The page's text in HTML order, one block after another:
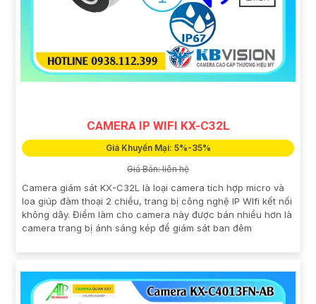
CAMERA IP WIFI KX-C32L
Giá Khuyến Mại: 5%-35%
Giá Bán: liên hệ
Camera giám sát KX-C32L là loại camera tích hợp micro và
loa giúp đàm thoại 2 chiều, trang bị công nghệ IP WIfi kết nối
không dây. Điểm làm cho camera này được bán nhiều hơn là
camera trang bị ánh sáng kép để giám sát ban đêm